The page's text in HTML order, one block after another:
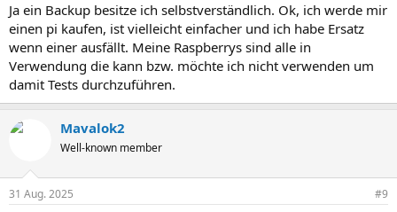
Ja ein Backup besitze ich selbstverständlich. Ok, ich werde mir
einen pi kaufen, ist vielleicht einfacher und ich habe Ersatz
wenn einer ausfällt. Meine Raspberrys sind alle in
Verwendung die kann bzw. möchte ich nicht verwenden um
damit Tests durchzuführen.
Mavalok2
Well-known member
31 Aug. 2025 #9